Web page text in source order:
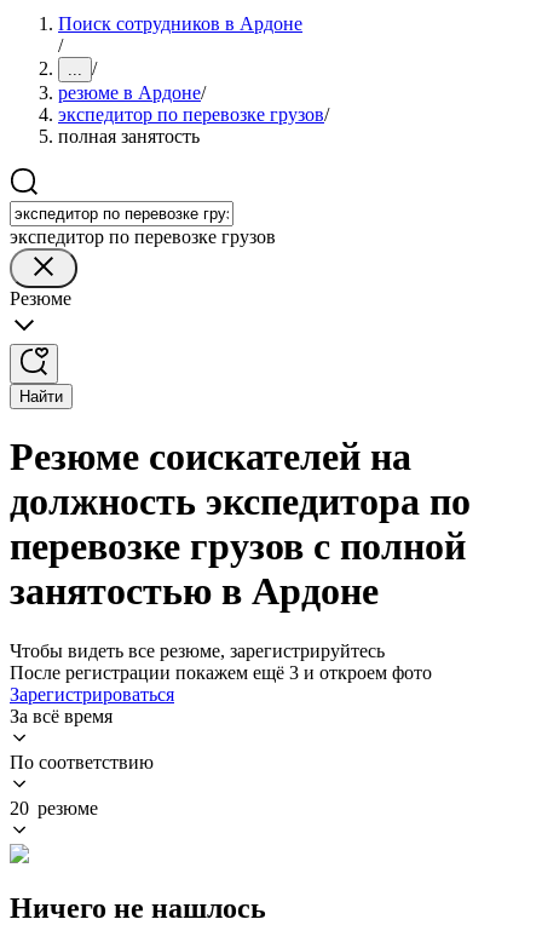
Поиск сотрудников в Ардоне
/
... /
резюме в Ардоне/
экспедитор по перевозке грузов/
полная занятость
экспедитор по перевозке грузов
Резюме
Найти
Резюме соискателей на
должность экспедитора по
перевозке грузов с полной
занятостью в Ардоне
Чтобы видеть все резюме, зарегистрируйтесь
После регистрации покажем ещё 3 и откроем фото
Зарегистрироваться
За всё время
По соответствию
20 резюме
Ничего не нашлось